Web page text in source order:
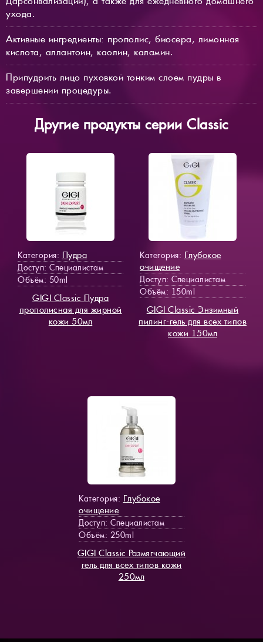
ухода.
Активные ингредиенты: прополис, биосера, лимонная
кислота, аллантоин, каолин, каламин.
Припудрить лицо пуховкой тонким слоем пудры в
завершении процедуры.
Другие продукты серии Classic
Категория: Пудра
Доступ: Специалистам
Объём: 50ml
GIGI Classic Пудра
прополисная для жирной
кожи 50мл
Категория: Глубокое
очищение
Доступ: Специалистам
Объём: 150ml
GIGI Classic Энзимный
пилинг-гель для всех типов
кожи 150мл
Категория: Глубокое
очищение
Доступ: Специалистам
Объём: 250ml
GIGI Classic Размягчающий
гель для всех типов кожи
250мл